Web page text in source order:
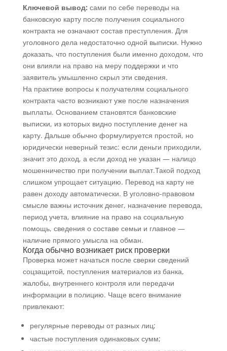
Ключевой вывод: сами по себе переводы на
банковскую карту после получения социального
контракта не означают состав преступления. Для
уголовного дела недостаточно одной выписки. Нужно
доказать, что поступления были именно доходом, что
они влияли на право на меру поддержки и что
заявитель умышленно скрыл эти сведения.
На практике вопросы к получателям социального
контракта часто возникают уже после назначения
выплаты. Основанием становятся банковские
выписки, из которых видно поступление денег на
карту. Дальше обычно формулируется простой, но
юридически неверный тезис: если деньги приходили,
значит это доход, а если доход не указан — налицо
мошенничество при получении выплат.Такой подход
слишком упрощает ситуацию. Перевод на карту не
равен доходу автоматически. В уголовно-правовом
смысле важны источник денег, назначение перевода,
период учета, влияние на право на социальную
помощь, сведения о составе семьи и главное —
наличие прямого умысла на обман.
Когда обычно возникает риск проверки
Проверка может начаться после сверки сведений
соцзащитой, поступления материалов из банка,
жалобы, внутреннего контроля или передачи
информации в полицию. Чаще всего внимание
привлекают:
регулярные переводы от разных лиц;
частые поступления одинаковых сумм;